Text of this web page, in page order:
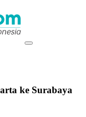
ke Surabaya